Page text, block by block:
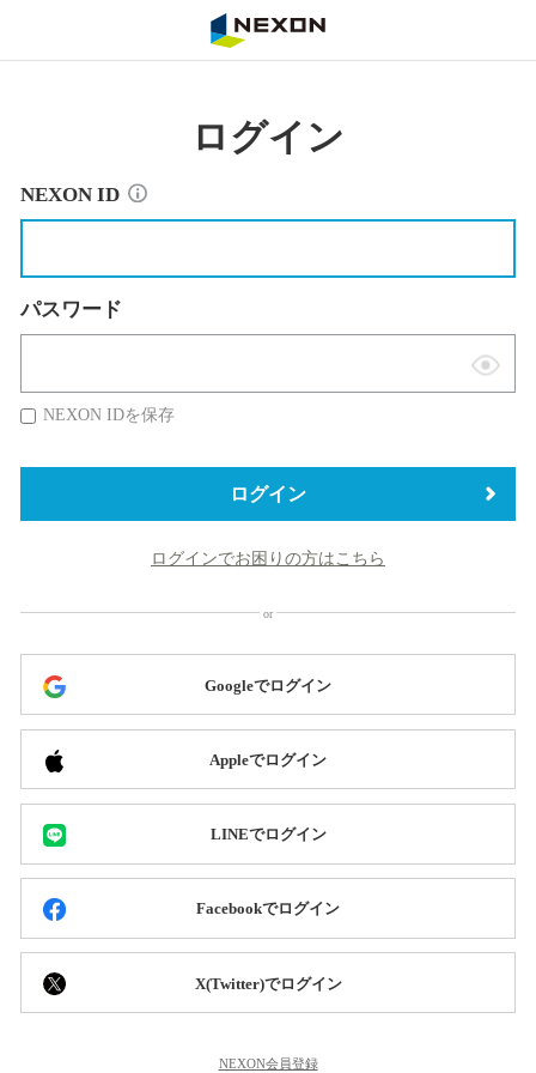
ログイン
NEXON ID
パスワード
表
替
NEXON IDを保存
ログイン
ログインでお困りの方はこちら
Googleでログイン
Appleでログイン
LINEでログイン
Facebookでログイン
X(Twitter)でログイン
NEXON会員登録